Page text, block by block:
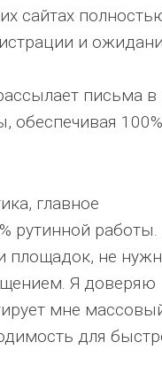
сайтах
и
письма в
обеспечивая 100%
главное
рутинной работы.
площадок, не
Я доверяю
мне
для